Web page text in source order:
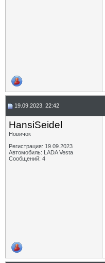
19.09.2023, 22:42
HansiSeidel
Новичок
Регистрация: 19.09.2023
Автомобиль: LADA Vesta
Сообщений: 4